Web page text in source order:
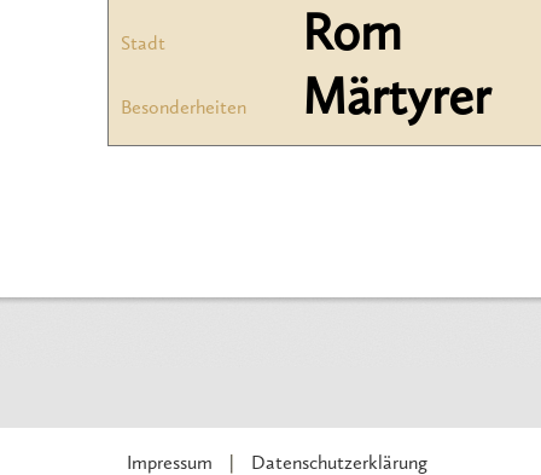
Stadt Rom
Besonderheiten Märtyrer
Impressum Datenschutzerklärung